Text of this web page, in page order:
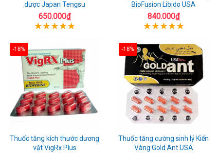
dược Japan Tengsu
650.000₫
BioFusion Libido USA
840.000₫
-18%
Thuốc tăng kích thước dương
vật VigRx Plus
-18%
Thuốc tăng cường sinh lý Kiến
Vàng Gold Ant USA